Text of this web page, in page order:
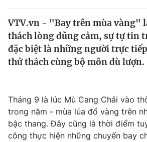
Thế giới
Tin tức
Câu chuyện quốc tế
Tài chính
Thị trường
Góc doanh nghiệp
Dữ liệu và đời sống
Truyền hình
VTV.vn - "Bay trên mùa vàng"
thách lòng dũng cảm, sự tự tin
đặc biệt là những người trực
thử thách cùng bộ môn dù lượn.
Tháng 9 là lúc Mù Cang Chải vào
trong năm - mùa lúa đổ vàng trên
bậc thang. Đây cũng là thời điểm
công thực hiện những chuyến bay